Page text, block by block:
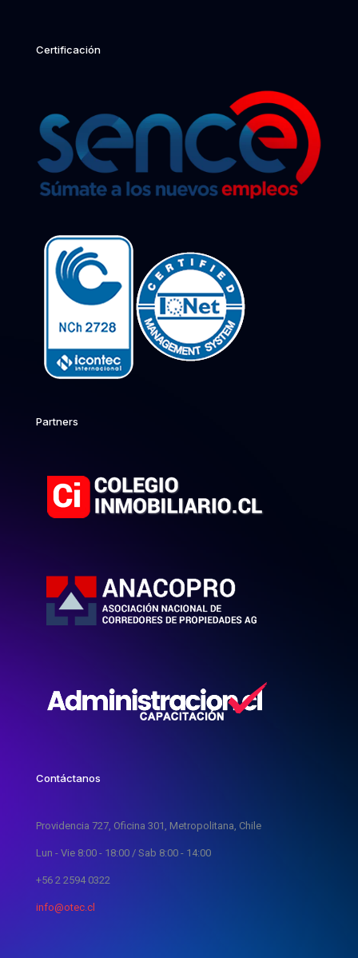
Certificación
Partners
Contáctanos
Providencia 727, Oficina 301, Metropolitana, Chile
Lun - Vie 8:00 - 18:00 / Sab 8:00 - 14:00
+56 2 2594 0322
info@otec.cl